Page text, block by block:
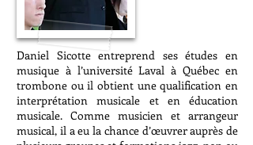
Daniel Sicotte entreprend ses études en
musique à l’université Laval à Québec en
trombone ou il obtient une qualification en
interprétation musicale et en éducation
musicale. Comme musicien et arrangeur
musical, il a eu la chance d’œuvrer auprès de